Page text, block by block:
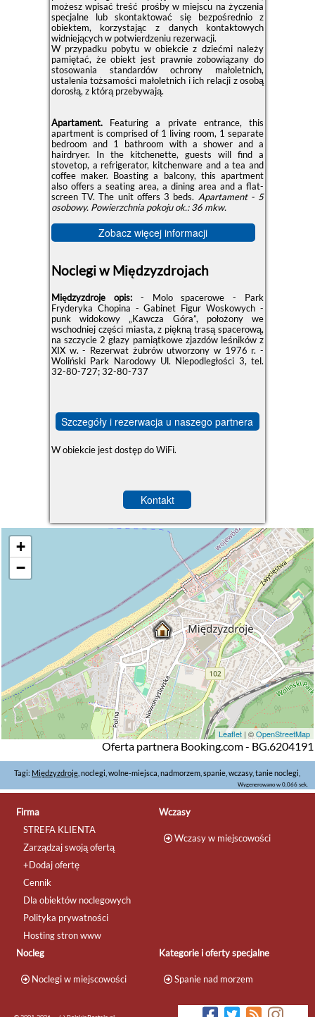
możesz wpisać treść prośby w miejscu na życzenia
specjalne lub skontaktować się bezpośrednio z
obiektem, korzystając z danych kontaktowych
widniejących w potwierdzeniu rezerwacji.
W przypadku pobytu w obiekcie z dziećmi należy
pamiętać, że obiekt jest prawnie zobowiązany do
stosowania standardów ochrony małoletnich,
ustalenia tożsamości małoletnich i ich relacji z osobą
dorosłą, z którą przebywają.
Apartament.Featuring a private entrance, this
apartment is comprised of 1 living room, 1 separate
bedroom and 1 bathroom with a shower and a
hairdryer. In the kitchenette, guests will find a
stovetop, a refrigerator, kitchenware and a tea and
coffee maker. Boasting a balcony, this apartment
also offers a seating area, a dining area and a flat-
screen TV. The unit offers 3 beds. Apartament - 5
osobowy. Powierzchnia pokoju ok.: 36 mkw.
Zobacz więcej informacji
Noclegi w Międzyzdrojach
Międzyzdroje opis: - Molo spacerowe - Park
Fryderyka Chopina - Gabinet Figur Woskowych -
punk widokowy „Kawcza Góra”, położony we
wschodniej części miasta, z piękną trasą spacerową,
na szczycie 2 głazy pamiątkowe zjazdów leśników z
XIX w. - Rezerwat żubrów utworzony w 1976 r. -
Woliński Park Narodowy Ul. Niepodległości 3, tel.
32-80-727; 32-80-737
Szczegóły i rezerwacja u naszego partnera
W obiekcie jest dostęp do WiFi.
Kontakt
+
−
Leaflet | ©OpenStreetMap
Oferta partnera Booking.com - BG.6204191
Tagi: Międzyzdroje , noclegi, wolne-miejsca, nadmorzem, spanie, wczasy, tanie noclegi,
Wygenerowano w 0.066 sek.
Firma
STREFA KLIENTA
Zarządzaj swoją ofertą
+Dodaj ofertę
Cennik
Dla obiektów noclegowych
Polityka prywatności
Hosting stron www
Wczasy
Wczasy w miejscowości
Nocleg
Noclegi w miejscowości
Kategorie i oferty specjalne
Spanie nad morzem